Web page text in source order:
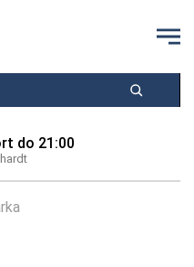
do 21:00